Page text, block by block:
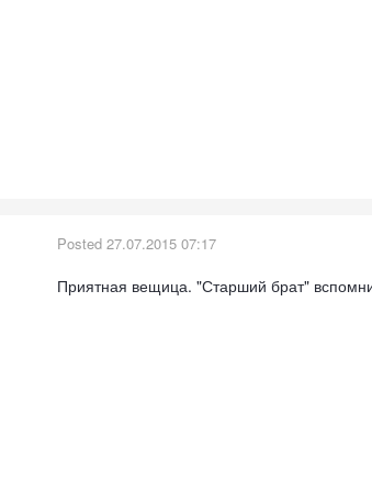
Posted 27.07.2015 07:17
Приятная вещица. "Старший брат"